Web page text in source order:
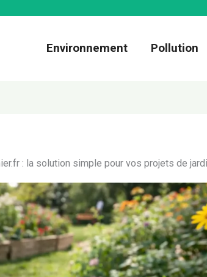
Environnement Pollution
: la solution simple pour vos projets de